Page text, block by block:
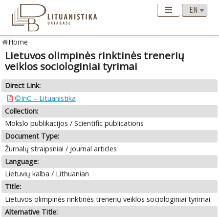
Home
Lietuvos olimpinės rinktinės trenerių
veiklos sociologiniai tyrimai
Direct Link:
©InC – Lituanistika
Collection:
Mokslo publikacijos / Scientific publications
Document Type:
Žurnalų straipsniai / Journal articles
Language:
Lietuvių kalba / Lithuanian
Title:
Lietuvos olimpinės rinktinės trenerių veiklos sociologiniai tyrimai
Alternative Title: